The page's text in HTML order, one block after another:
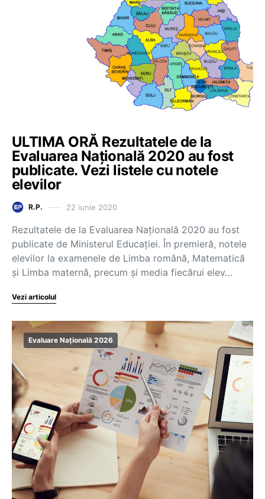
ULTIMA ORĂ Rezultatele de la
Evaluarea Națională 2020 au fost
publicate. Vezi listele cu notele
elevilor
R.P. 22 iunie 2020
Rezultatele de la Evaluarea Națională 2020 au fost
publicate de Ministerul Educației. În premieră, notele
elevilor la examenele de Limba română, Matematică
și Limba maternă, precum și media fiecărui elev…
Vezi articolul
Evaluare Națională 2026